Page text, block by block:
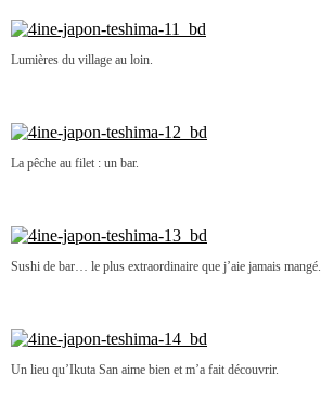
Lumières du village au loin.
La pêche au filet : un bar.
Sushi de bar… le plus extraordinaire que j’aie jamais mangé.
Un lieu qu’Ikuta San aime bien et m’a fait découvrir.